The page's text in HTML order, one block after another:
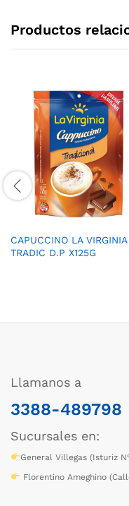
Productos
CAPUCCINO LA VIRGINIA
TRADIC D.P X125G
Llamanos a
3388-489798
Sucursales en:
General Villegas (Isturiz
Florentino Ameghino